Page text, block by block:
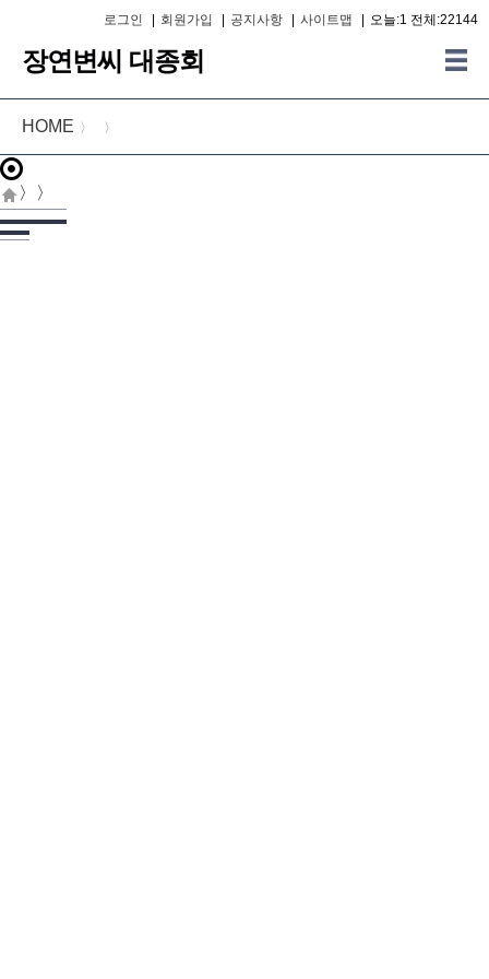
장연변씨 대종회
로그인 회원가입 공지사항 사이트맵 오늘:1 전체:22144
HOME 〉 〉
〉 〉